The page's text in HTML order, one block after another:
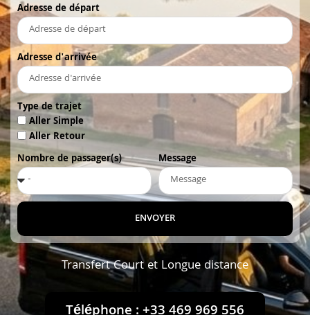
Adresse de départ
Adresse d'arrivée
Type de trajet
Aller Simple
Aller Retour
Nombre de passager(s)
Message
ENVOYER
Transfert Court et Longue distance